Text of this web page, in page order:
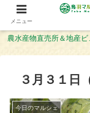
農水産物直売所＆地産
３月３１日
今日のマルシェ
メニュー